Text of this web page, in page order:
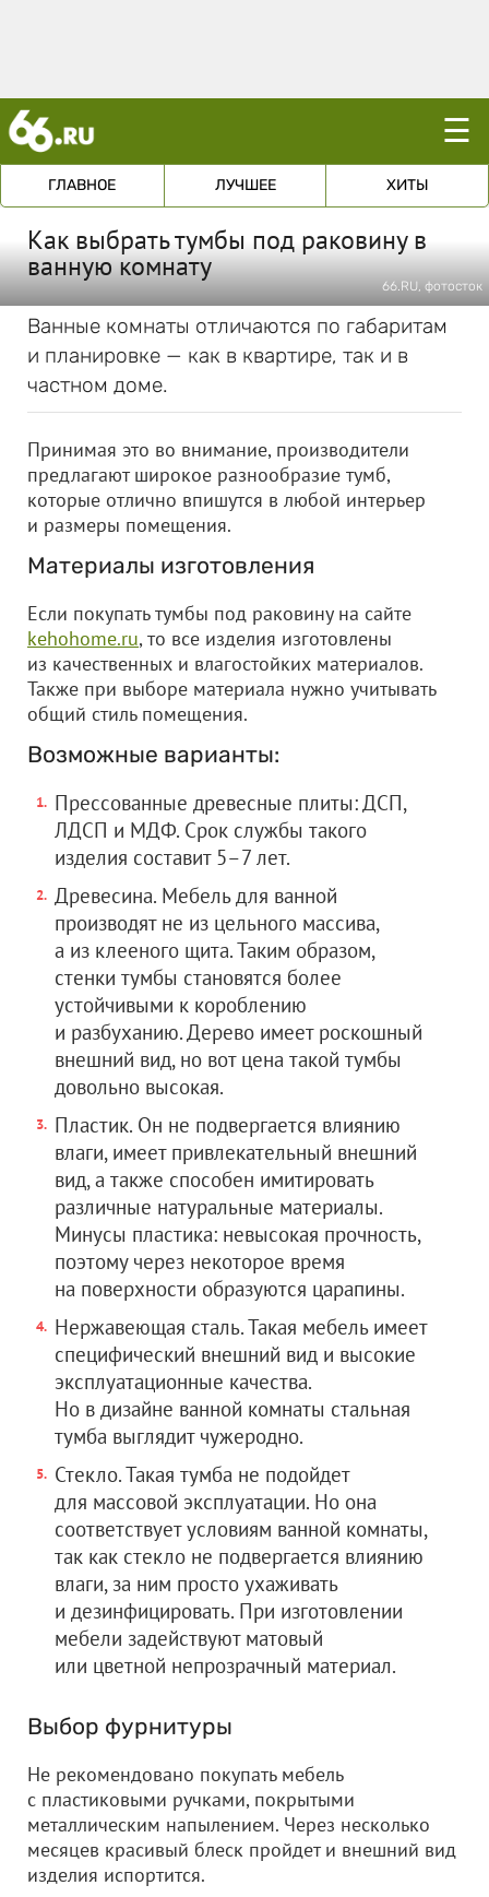
☰
ГЛАВНОЕ ЛУЧШЕЕ ХИТЫ
Как выбрать тумбы под раковину в
ванную комнату
66.RU, фотосток
Ванные комнаты отличаются по габаритам
и планировке — как в квартире, так и в
частном доме.
Принимая это во внимание, производители
предлагают широкое разнообразие тумб,
которые отлично впишутся в любой интерьер
и размеры помещения.
Материалы изготовления
Если покупать тумбы под раковину на сайте
kehohome.ru, то все изделия изготовлены
из качественных и влагостойких материалов.
Также при выборе материала нужно учитывать
общий стиль помещения.
Возможные варианты:
Прессованные древесные плиты: ДСП,
ЛДСП и МДФ. Срок службы такого
изделия составит 5–7 лет.
Древесина. Мебель для ванной
производят не из цельного массива,
а из клееного щита. Таким образом,
стенки тумбы становятся более
устойчивыми к короблению
и разбуханию. Дерево имеет роскошный
внешний вид, но вот цена такой тумбы
довольно высокая.
Пластик. Он не подвергается влиянию
влаги, имеет привлекательный внешний
вид, а также способен имитировать
различные натуральные материалы.
Минусы пластика: невысокая прочность,
поэтому через некоторое время
на поверхности образуются царапины.
Нержавеющая сталь. Такая мебель имеет
специфический внешний вид и высокие
эксплуатационные качества.
Но в дизайне ванной комнаты стальная
тумба выглядит чужеродно.
Стекло. Такая тумба не подойдет
для массовой эксплуатации. Но она
соответствует условиям ванной комнаты,
так как стекло не подвергается влиянию
влаги, за ним просто ухаживать
и дезинфицировать. При изготовлении
мебели задействуют матовый
или цветной непрозрачный материал.
Выбор фурнитуры
Не рекомендовано покупать мебель
с пластиковыми ручками, покрытыми
металлическим напылением. Через несколько
месяцев красивый блеск пройдет и внешний вид
изделия испортится.